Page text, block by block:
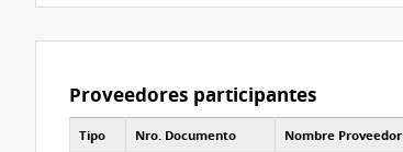
Proveedores participantes
Tipo Nro. Documento Nombre Proveedor